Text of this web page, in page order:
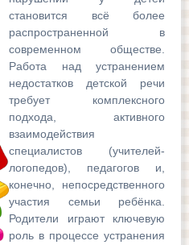
становится всё более
распространенной в
современном обществе.
Работа над устранением
недостатков детской речи
требует комплексного
подхода, активного
взаимодействия
специалистов (учителей-
логопедов), педагогов и,
конечно, непосредственного
участия семьи ребёнка.
Родители играют ключевую
роль в процессе устранения